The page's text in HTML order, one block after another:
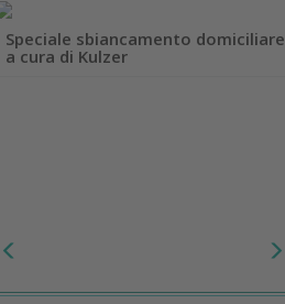
Speciale sbiancamento domiciliare
a cura di Kulzer